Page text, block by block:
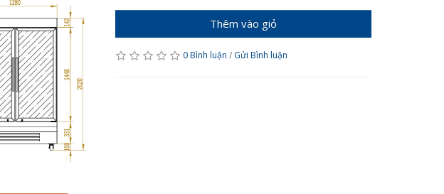
Thêm vào giỏ
0 Bình luận / Gửi Bình luận